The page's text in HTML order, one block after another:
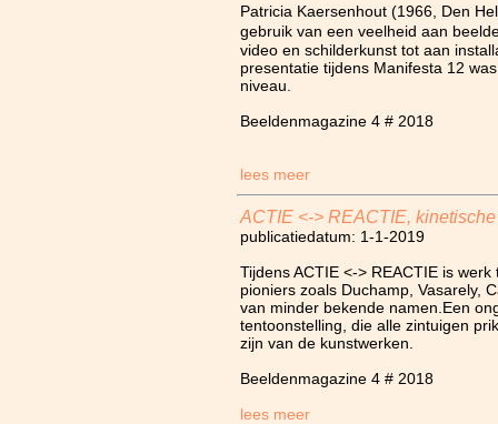
Patricia Kaersenhout (1966, Den
gebruik van een veelheid aan
video en schilderkunst tot aan
presentatie tijdens Manifesta 12
niveau.
Beeldenmagazine 4 # 2018
lees meer
ACTIE <-> REACTIE,
publicatiedatum: 1-1-2019
Tijdens ACTIE <-> REACTIE is
pioniers zoals Duchamp, Vasarely,
van minder bekende namen.Een
tentoonstelling, die alle zintuigen
zijn van de kunstwerken.
Beeldenmagazine 4 # 2018
lees meer